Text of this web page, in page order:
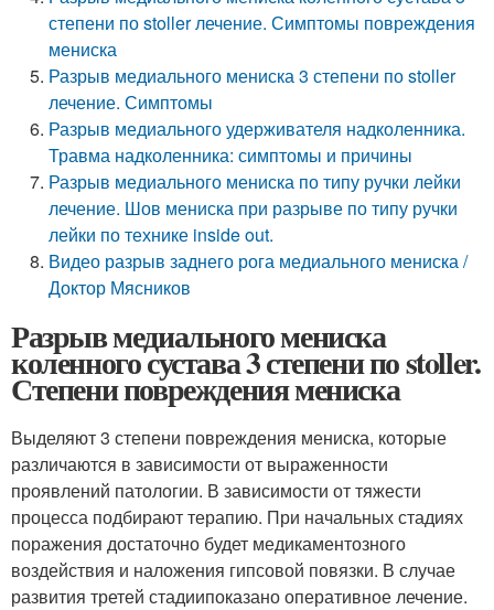
степени по stoller лечение. Симптомы повреждения
мениска
Разрыв медиального мениска 3 степени по stoller
лечение. Симптомы
Разрыв медиального удерживателя надколенника.
Травма надколенника: симптомы и причины
Разрыв медиального мениска по типу ручки лейки
лечение. Шов мениска при разрыве по типу ручки
лейки по технике inside out.
Видео разрыв заднего рога медиального мениска /
Доктор Мясников
Разрыв медиального мениска
коленного сустава 3 степени по stoller.
Степени повреждения мениска
Выделяют 3 степени повреждения мениска, которые
различаются в зависимости от выраженности
проявлений патологии. В зависимости от тяжести
процесса подбирают терапию. При начальных стадиях
поражения достаточно будет медикаментозного
воздействия и наложения гипсовой повязки. В случае
развития третей стадиипоказано оперативное лечение.